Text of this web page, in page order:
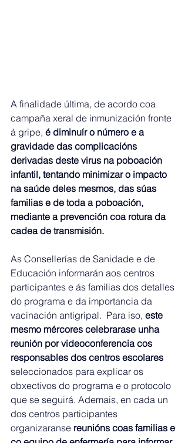
A finalidade última, de acordo coa
campaña xeral de inmunización fronte
á gripe, é diminuír o número e a
gravidade das complicacións
derivadas deste virus na poboación
infantil, tentando minimizar o impacto
na saúde deles mesmos, das súas
familias e de toda a poboación,
mediante a prevención coa rotura da
cadea de transmisión.
As Consellerías de Sanidade e de
Educación informarán aos centros
participantes e ás familias dos detalles
do programa e da importancia da
vacinación antigripal.  Para iso, este
mesmo mércores celebrarase unha
reunión por videoconferencia cos
responsables dos centros escolares
seleccionados para explicar os
obxectivos do programa e o protocolo
que se seguirá. Ademais, en cada un
dos centros participantes
organizaranse reunións coas familias e